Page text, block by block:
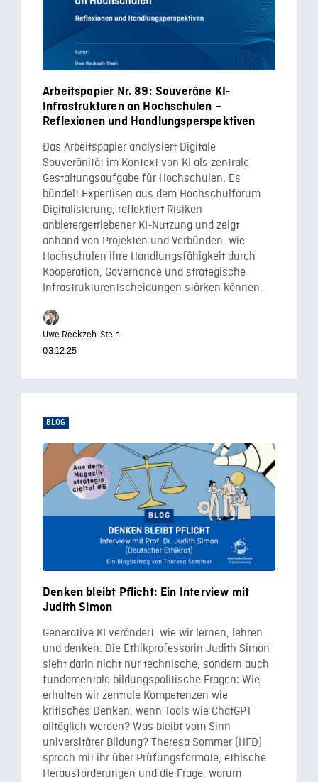
Arbeitspapier Nr. 89: Souveräne KI-
Infrastrukturen an Hochschulen –
Reflexionen und Handlungsperspektiven
Das Arbeitspapier analysiert Digitale
Souveränität im Kontext von KI als zentrale
Gestaltungsaufgabe für Hochschulen. Es
bündelt Expertisen aus dem Hochschulforum
Digitalisierung, reflektiert Risiken
anbietergetriebener KI-Nutzung und zeigt
anhand von Projekten und Verbünden, wie
Hochschulen ihre Handlungsfähigkeit durch
Kooperation, Governance und strategische
Infrastrukturentscheidungen stärken können.
Uwe Reckzeh-Stein
03.12.25
BLOG
Denken bleibt Pflicht: Ein Interview mit
Judith Simon
Generative KI verändert, wie wir lernen, lehren
und denken. Die Ethikprofessorin Judith Simon
sieht darin nicht nur technische, sondern auch
fundamentale bildungspolitische Fragen: Wie
erhalten wir zentrale Kompetenzen wie
kritisches Denken, wenn Tools wie ChatGPT
alltäglich werden? Was bleibt vom Sinn
universitärer Bildung? Theresa Sommer (HFD)
sprach mit ihr über Prüfungsformate, ethische
Herausforderungen und die Frage, warum